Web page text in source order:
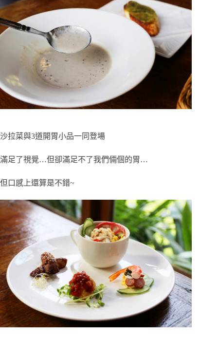
沙拉菜與3道開胃小品一同登場
滿足了視覺…但卻滿足不了我們倆個的胃…
但口感上還算是不錯~